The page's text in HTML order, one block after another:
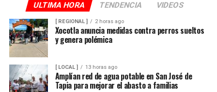
ULTIMA HORA TENDENCIA VIDEOS
[ REGIONAL ] 2 horas ago
Xocotla anuncia medidas contra perros sueltos
y genera polémica
[ LOCAL ] 13 horas ago
Amplían red de agua potable en San José de
Tapia para mejorar el abasto a familias